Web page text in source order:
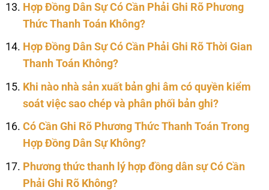
Hợp Đồng Dân Sự Có Cần Phải Ghi Rõ Phương
Thức Thanh Toán Không?
Hợp Đồng Dân Sự Có Cần Phải Ghi Rõ Thời Gian
Thanh Toán Không?
Khi nào nhà sản xuất bản ghi âm có quyền kiểm
soát việc sao chép và phân phối bản ghi?
Có Cần Ghi Rõ Phương Thức Thanh Toán Trong
Hợp Đồng Dân Sự Không?
Phương thức thanh lý hợp đồng dân sự Có Cần
Phải Ghi Rõ Không?